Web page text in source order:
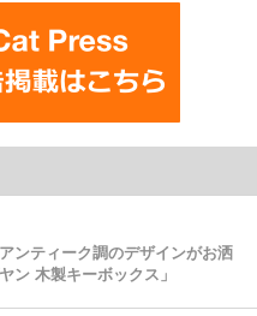
ンティーク調のデザインがお洒
ン 木製キーボックス」